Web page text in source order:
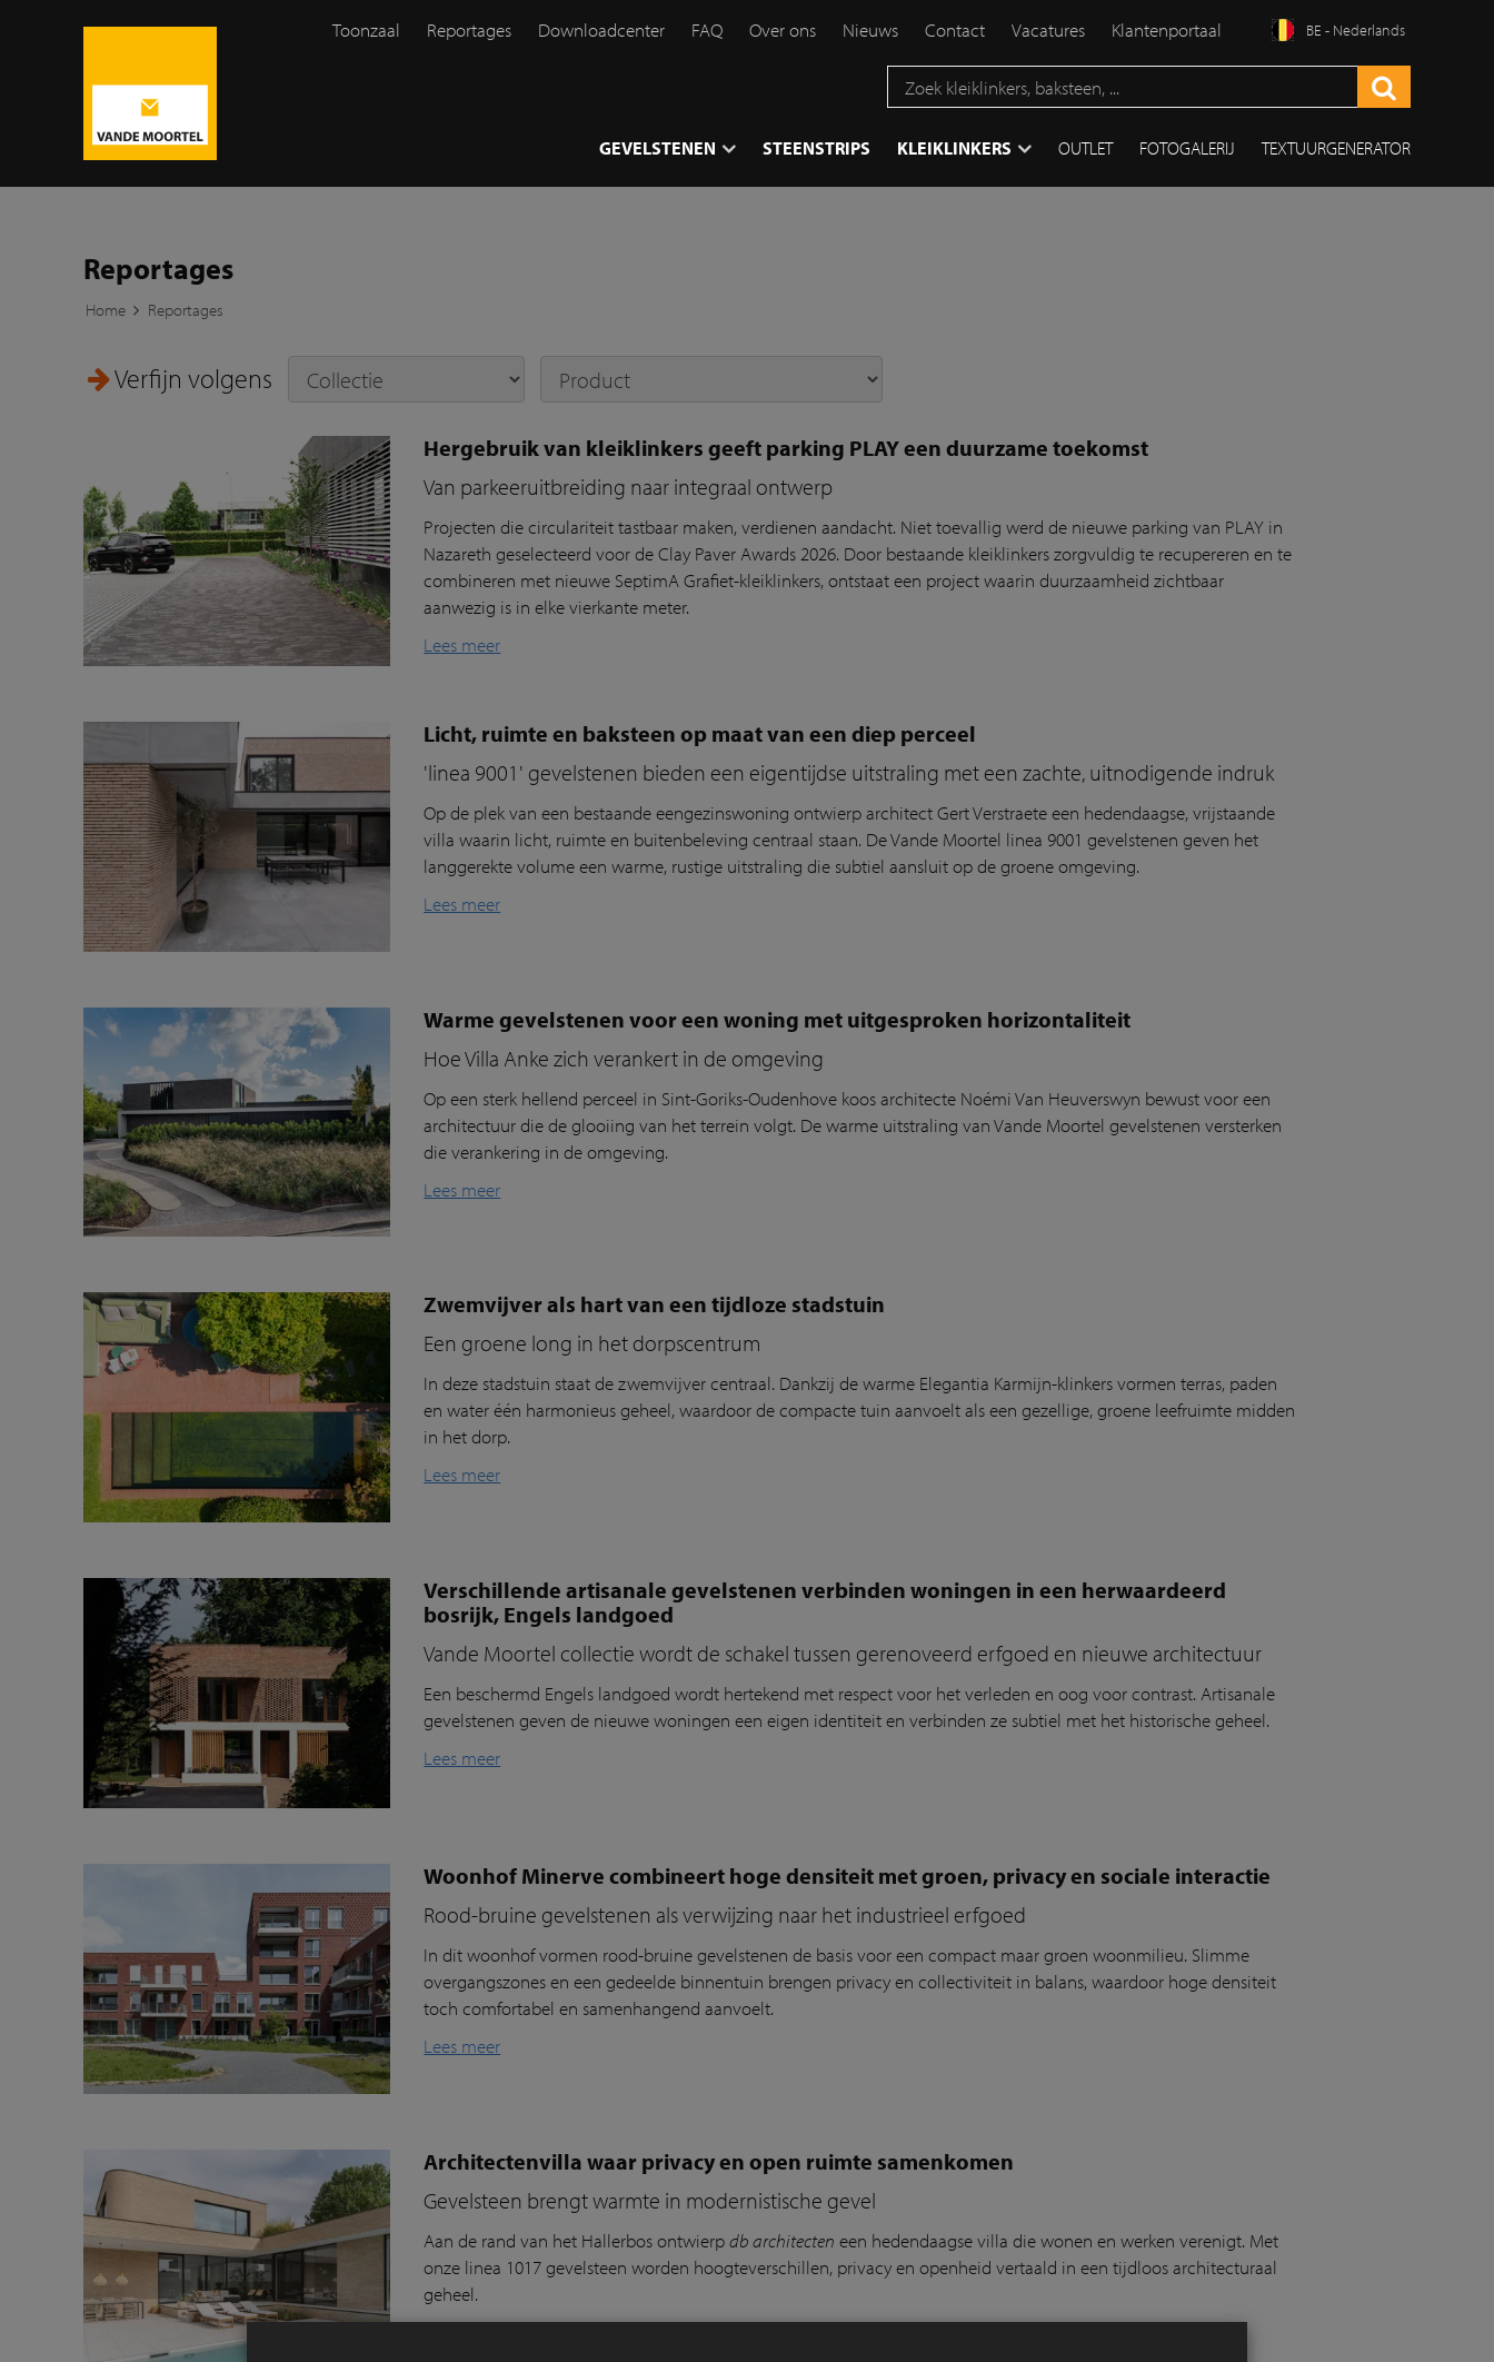
Toonzaal Reportages Downloadcenter FAQ Over ons Nieuws Contact Vacatures Klantenportaal BE - Nederlands
GEVELSTENEN STEENSTRIPS KLEIKLINKERS OUTLET FOTOGALERIJ TEXTUURGENERATOR
Reportages
Home Reportages
Verfijn volgens
Hergebruik van kleiklinkers geeft parking PLAY een duurzame toekomst
Van parkeeruitbreiding naar integraal ontwerp
Projecten die circulariteit tastbaar maken, verdienen aandacht. Niet toevallig werd de nieuwe parking van PLAY in
Nazareth geselecteerd voor de Clay Paver Awards 2026. Door bestaande kleiklinkers zorgvuldig te recupereren en te
combineren met nieuwe SeptimA Grafiet-kleiklinkers, ontstaat een project waarin duurzaamheid zichtbaar
aanwezig is in elke vierkante meter.
Lees meer
Licht, ruimte en baksteen op maat van een diep perceel
'linea 9001' gevelstenen bieden een eigentijdse uitstraling met een zachte, uitnodigende indruk
Op de plek van een bestaande eengezinswoning ontwierp architect Gert Verstraete een hedendaagse, vrijstaande
villa waarin licht, ruimte en buitenbeleving centraal staan. De Vande Moortel linea 9001 gevelstenen geven het
langgerekte volume een warme, rustige uitstraling die subtiel aansluit op de groene omgeving.
Lees meer
Warme gevelstenen voor een woning met uitgesproken horizontaliteit
Hoe Villa Anke zich verankert in de omgeving
Op een sterk hellend perceel in Sint-Goriks-Oudenhove koos architecte Noémi Van Heuverswyn bewust voor een
architectuur die de glooiing van het terrein volgt. De warme uitstraling van Vande Moortel gevelstenen versterken
die verankering in de omgeving.
Lees meer
Zwemvijver als hart van een tijdloze stadstuin
Een groene long in het dorpscentrum
In deze stadstuin staat de zwemvijver centraal. Dankzij de warme Elegantia Karmijn-klinkers vormen terras, paden
en water één harmonieus geheel, waardoor de compacte tuin aanvoelt als een gezellige, groene leefruimte midden
in het dorp.
Lees meer
Verschillende artisanale gevelstenen verbinden woningen in een herwaardeerd
bosrijk, Engels landgoed
Vande Moortel collectie wordt de schakel tussen gerenoveerd erfgoed en nieuwe architectuur
Een beschermd Engels landgoed wordt hertekend met respect voor het verleden en oog voor contrast.Artisanale
gevelstenen geven de nieuwe woningen een eigen identiteit en verbinden ze subtiel met het historische geheel.
Lees meer
Woonhof Minerve combineert hoge densiteit met groen, privacy en sociale interactie
Rood-bruine gevelstenen als verwijzing naar het industrieel erfgoed
In ditwoonhofvormen rood-bruinegevelstenende basis voor een compact maar groen woonmilieu. Slimme
overgangszones en een gedeelde binnentuin brengen privacy en collectiviteit in balans, waardoor hoge densiteit
toch comfortabel en samenhangend aanvoelt.
Lees meer
Architectenvilla waar privacy en open ruimte samenkomen
Gevelsteen brengt warmte in modernistische gevel
Aan de rand van het Hallerbosontwierpdb architecten een hedendaagse villa die wonen en werken verenigt. Met
onze linea 1017 gevelsteen worden hoogteverschillen, privacy en openheid vertaald in een tijdloos architecturaal
geheel.